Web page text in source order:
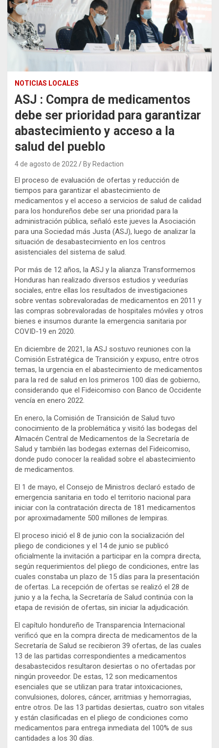
NOTICIAS LOCALES
ASJ : Compra de medicamentos
debe ser prioridad para garantizar
abastecimiento y acceso a la
salud del pueblo
4 de agosto de 2022 By Redaction
El proceso de evaluación de ofertas y reducción de
tiempos para garantizar el abastecimiento de
medicamentos y el acceso a servicios de salud de calidad
para los hondureños debe ser una prioridad para la
administración pública, señaló este jueves la Asociación
para una Sociedad más Justa (ASJ), luego de analizar la
situación de desabastecimiento en los centros
asistenciales del sistema de salud.
Por más de 12 años, la ASJ y la alianza Transformemos
Honduras han realizado diversos estudios y veedurías
sociales, entre ellas los resultados de investigaciones
sobre ventas sobrevaloradas de medicamentos en 2011 y
las compras sobrevaloradas de hospitales móviles y otros
bienes e insumos durante la emergencia sanitaria por
COVID-19 en 2020.
En diciembre de 2021, la ASJ sostuvo reuniones con la
Comisión Estratégica de Transición y expuso, entre otros
temas, la urgencia en el abastecimiento de medicamentos
para la red de salud en los primeros 100 días de gobierno,
considerando que el Fideicomiso con Banco de Occidente
vencía en enero 2022.
En enero, la Comisión de Transición de Salud tuvo
conocimiento de la problemática y visitó las bodegas del
Almacén Central de Medicamentos de la Secretaría de
Salud y también las bodegas externas del Fideicomiso,
donde pudo conocer la realidad sobre el abastecimiento
de medicamentos.
El 1 de mayo, el Consejo de Ministros declaró estado de
emergencia sanitaria en todo el territorio nacional para
iniciar con la contratación directa de 181 medicamentos
por aproximadamente 500 millones de lempiras.
El proceso inició el 8 de junio con la socialización del
pliego de condiciones y el 14 de junio se publicó
oficialmente la invitación a participar en la compra directa,
según requerimientos del pliego de condiciones, entre las
cuales constaba un plazo de 15 días para la presentación
de ofertas. La recepción de ofertas se realizó el 28 de
junio y a la fecha, la Secretaría de Salud continúa con la
etapa de revisión de ofertas, sin iniciar la adjudicación.
El capítulo hondureño de Transparencia Internacional
verificó que en la compra directa de medicamentos de la
Secretaría de Salud se recibieron 39 ofertas, de las cuales
13 de las partidas correspondientes a medicamentos
desabastecidos resultaron desiertas o no ofertadas por
ningún proveedor. De estas, 12 son medicamentos
esenciales que se utilizan para tratar intoxicaciones,
convulsiones, dolores, cáncer, arritmias y hemorragias,
entre otros. De las 13 partidas desiertas, cuatro son vitales
y están clasificadas en el pliego de condiciones como
medicamentos para entrega inmediata del 100% de sus
cantidades a los 30 días.